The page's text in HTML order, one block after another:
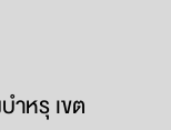
หรุ เขต